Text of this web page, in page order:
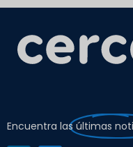
Encuentra las últimas